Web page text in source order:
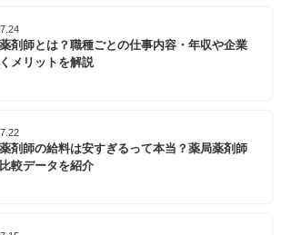
剤師とは？職種ごとの仕事内容・年収や企業
メリットを解説
剤師の給料は安すぎるって本当？薬局薬剤師
較データを紹介